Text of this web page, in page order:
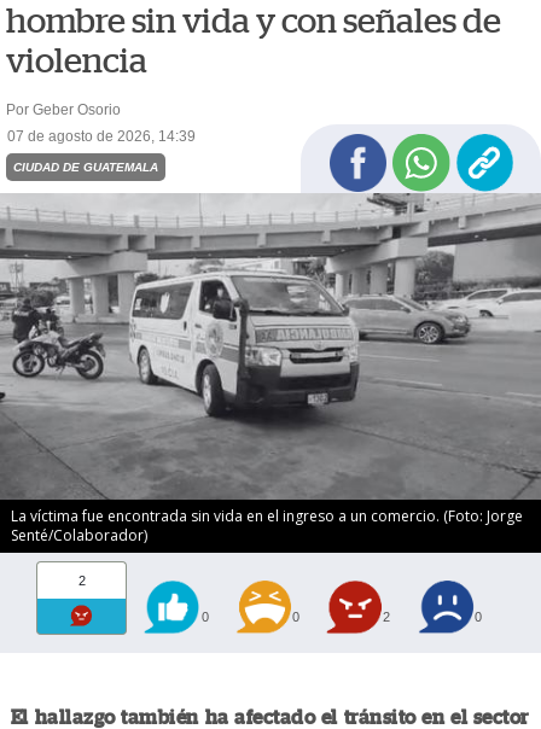
hombre sin vida y con señales de
violencia
Por Geber Osorio
07 de agosto de 2026, 14:39
CIUDAD DE GUATEMALA
La víctima fue encontrada sin vida en el ingreso a un comercio. (Foto: Jorge
Senté/Colaborador)
2
0 0 2 0
El hallazgo también ha afectado el tránsito en el sector